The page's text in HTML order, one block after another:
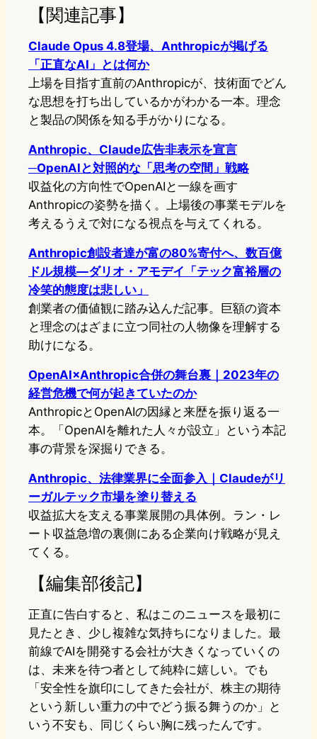
【関連記事】
Claude Opus 4.8登場、Anthropicが掲げる
「正直なAI」とは何か
上場を目指す直前のAnthropicが、技術面でどん
な思想を打ち出しているかがわかる一本。理念
と製品の関係を知る手がかりになる。
Anthropic、Claude広告非表示を宣言
─OpenAIと対照的な「思考の空間」戦略
収益化の方向性でOpenAIと一線を画す
Anthropicの姿勢を描く。上場後の事業モデルを
考えるうえで対になる視点を与えてくれる。
Anthropic創設者達が富の80%寄付へ、数百億
ドル規模―ダリオ・アモデイ「テック富裕層の
冷笑的態度は悲しい」
創業者の価値観に踏み込んだ記事。巨額の資本
と理念のはざまに立つ同社の人物像を理解する
助けになる。
OpenAI×Anthropic合併の舞台裏｜2023年の
経営危機で何が起きていたのか
AnthropicとOpenAIの因縁と来歴を振り返る一
本。「OpenAIを離れた人々が設立」という本記
事の背景を深掘りできる。
Anthropic、法律業界に全面参入｜Claudeがリ
ーガルテック市場を塗り替える
収益拡大を支える事業展開の具体例。ラン・レ
ート収益急増の裏側にある企業向け戦略が見え
てくる。
【編集部後記】
正直に告白すると、私はこのニュースを最初に
見たとき、少し複雑な気持ちになりました。最
前線でAIを開発する会社が大きくなっていくの
は、未来を待つ者として純粋に嬉しい。でも
「安全性を旗印にしてきた会社が、株主の期待
という新しい重力の中でどう振る舞うのか」と
いう不安も、同じくらい胸に残ったんです。